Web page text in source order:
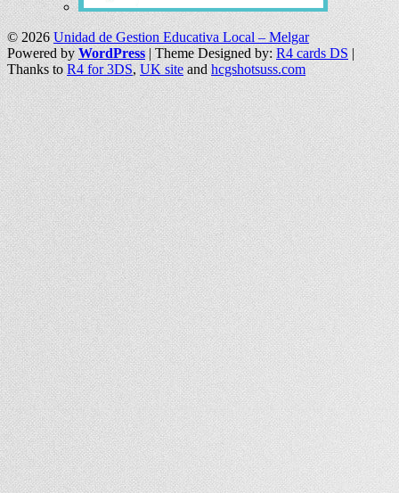
© 2026Unidad de Gestion Educativa Local – Melgar
Powered byWordPress| Theme Designed by:R4 cards DS |
Thanks to R4 for 3DS,UK siteandhcgshotsuss.com